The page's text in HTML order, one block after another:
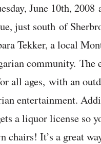
June 10th,
just south of
Tekker, a local
community. The
all ages, with an
entertainment.
a liquor license so
chairs! It’s a great